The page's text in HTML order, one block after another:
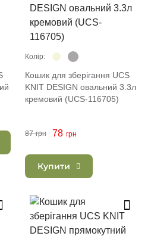
Колір:
Кошик для зберігання UCS
KNIT DESIGN овальний 3.3л
кремовий (UCS-116705)
87 грн 78 грн
Купити